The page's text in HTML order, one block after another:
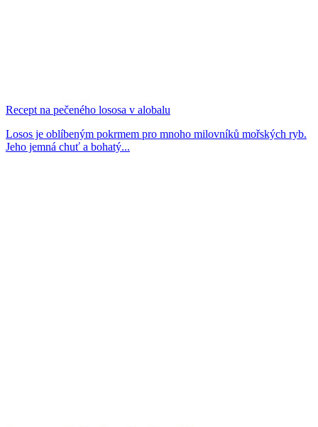
Recept na pečeného lososa v alobalu
Losos je oblíbeným pokrmem pro mnoho milovníků mořských ryb.
Jeho jemná chuť a bohatý...